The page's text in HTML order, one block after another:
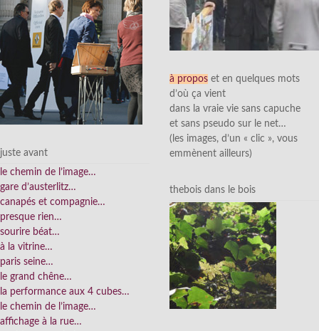
juste avant
le chemin de l’image…
gare d’austerlitz…
canapés et compagnie…
presque rien…
sourire béat…
à la vitrine…
paris seine…
le grand chêne…
la performance aux 4 cubes…
le chemin de l’image…
affichage à la rue…
à propos et en quelques mots
d’où ça vient
dans la vraie vie sans capuche
et sans pseudo sur le net…
(les images, d’un « clic », vous
emmènent ailleurs)
thebois dans le bois